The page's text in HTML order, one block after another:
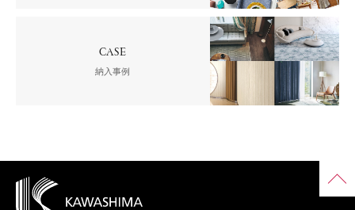
CASE
納入事例